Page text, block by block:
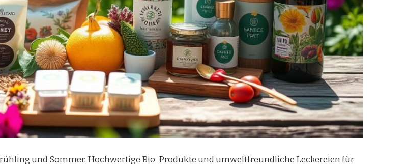
und Sommer. Hochwertige Bio-Produkte und umweltfreundliche Leckereien für